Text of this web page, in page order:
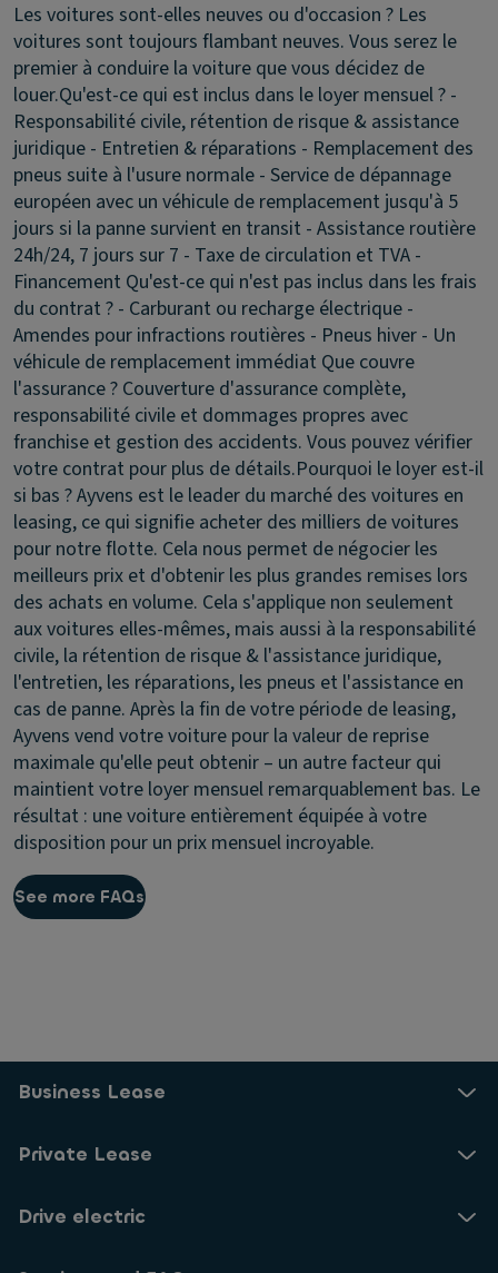
Les voitures sont-elles neuves ou d'occasion ? Les
voitures sont toujours flambant neuves. Vous serez le
premier à conduire la voiture que vous décidez de
louer.Qu'est-ce qui est inclus dans le loyer mensuel ? -
Responsabilité civile, rétention de risque & assistance
juridique - Entretien & réparations - Remplacement des
pneus suite à l'usure normale - Service de dépannage
européen avec un véhicule de remplacement jusqu'à 5
jours si la panne survient en transit - Assistance routière
24h/24, 7 jours sur 7 - Taxe de circulation et TVA -
Financement Qu'est-ce qui n'est pas inclus dans les frais
du contrat ? - Carburant ou recharge électrique -
Amendes pour infractions routières - Pneus hiver - Un
véhicule de remplacement immédiat Que couvre
l'assurance ? Couverture d'assurance complète,
responsabilité civile et dommages propres avec
franchise et gestion des accidents. Vous pouvez vérifier
votre contrat pour plus de détails.Pourquoi le loyer est-il
si bas ?Ayvens est le leader du marché des voitures en
leasing, ce qui signifie acheter des milliers de voitures
pour notre flotte. Cela nous permet de négocier les
meilleurs prix et d'obtenir les plus grandes remises lors
des achats en volume. Cela s'applique non seulement
aux voitures elles-mêmes, mais aussi à la responsabilité
civile, la rétention de risque & l'assistance juridique,
l'entretien, les réparations, les pneus et l'assistance en
cas de panne. Après la fin de votre période de leasing,
Ayvens vend votre voiture pour la valeur de reprise
maximale qu'elle peut obtenir – un autre facteur qui
maintient votre loyer mensuel remarquablement bas. Le
résultat : une voiture entièrement équipée à votre
disposition pour un prix mensuel incroyable.
See more FAQs
Business Lease
Private Lease
Drive electric